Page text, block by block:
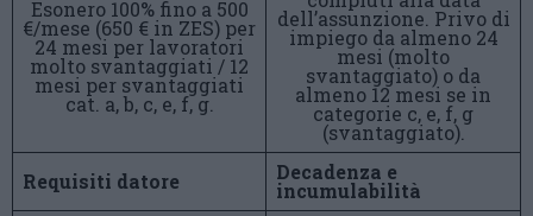
Esonero 100% fino a 500
€/mese (650 € in ZES) per
24 mesi per lavoratori
molto svantaggiati / 12
mesi per svantaggiati
cat. a, b, c, e, f, g.
dell’assunzione. Privo di
impiego da almeno 24
mesi (molto
svantaggiato) o da
almeno 12 mesi se in
categorie c, e, f, g
(svantaggiato).
Requisiti datore
Decadenza e
incumulabilità